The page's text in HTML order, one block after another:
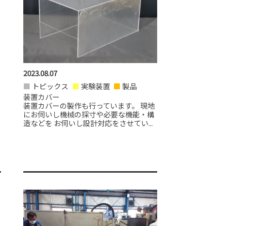
2023.08.07
トピックス
実験装置
製品
装置カバー
装置カバーの製作も行っています。 現地
にお伺いし機械の採寸や必要な機能・構
造などを お伺いし設計対応をさせてい...